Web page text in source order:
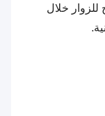
خلال